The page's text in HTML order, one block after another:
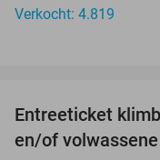
Verkocht: 4.819
Entreeticket
en/of